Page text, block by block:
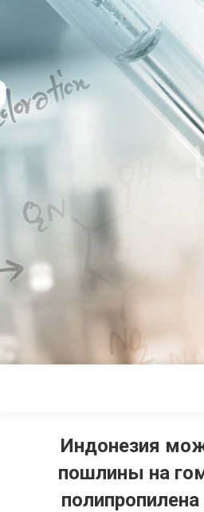
Индонезия
пошлины на
полипропилена